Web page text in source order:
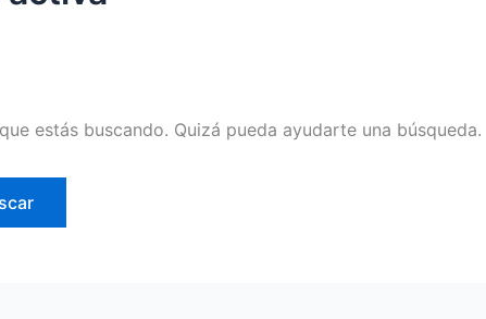
estás buscando. Quizá pueda ayudarte una búsqueda.